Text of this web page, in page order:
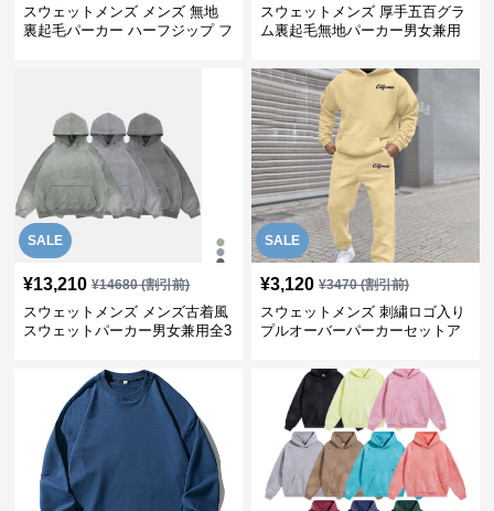
スウェットメンズ メンズ 無地
裏起毛パーカー ハーフジップ フ
スウェットメンズ 厚手五百グラ
ム裏起毛無地パーカー男女兼用
SALE
¥13,210 ¥14680(割引前)
スウェットメンズ メンズ古着風
スウェットパーカー男女兼用全3
SALE
¥3,120 ¥3470(割引前)
スウェットメンズ 刺繍ロゴ入り
プルオーバーパーカーセットア